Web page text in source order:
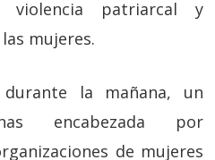
violencia patriarcal y
mujeres.
la mañana, un
encabezada por
de mujeres